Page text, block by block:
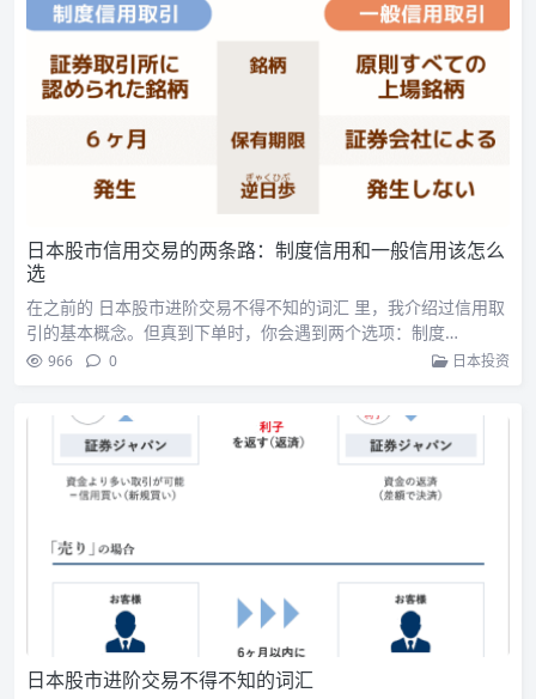
日本股市信用交易的两条路：制度信用和一般信用该怎么
选
在之前的 日本股市进阶交易不得不知的词汇 里，我介绍过信用取
引的基本概念。但真到下单时，你会遇到两个选项：制度…
966 0 日本投资
日本股市进阶交易不得不知的词汇